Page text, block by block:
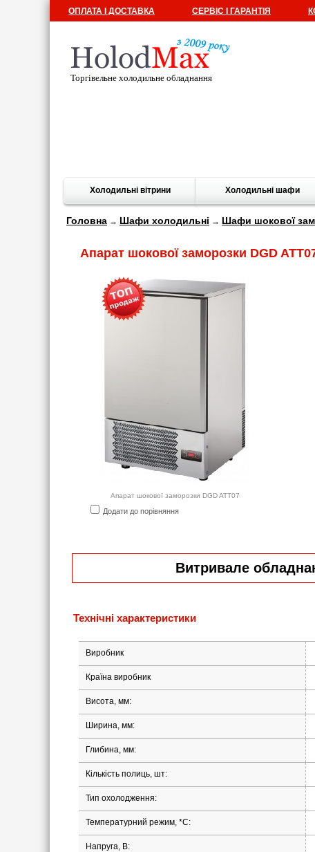
ОПЛАТА І ДОСТАВКА СЕРВІС І ГАРАНТІЯ
Торгівельне холодильне обладнання
Холодильні вітрини Холодильні шафи
Головна → Шафи холодильні → Шафи шокової
Апарат шокової заморозки DGD
Апарат шокової заморозки DGD ATT07
Додати до порівняння
Витривале
Технічні характеристики
Виробник
Країна виробник
Висота, мм:
Ширина, мм:
Глибина, мм:
Кількість полиць, шт:
Тип охолодження:
Температурний режим, *С:
Напруга, В: